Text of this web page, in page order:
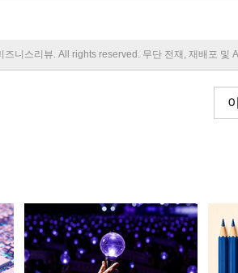
니스리뷰. All rights reserved. 무단 전재, 재배포 및